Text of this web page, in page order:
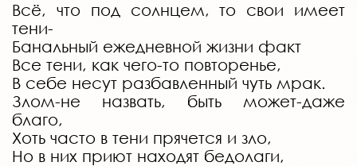
Всё, что под солнцем, то свои имеет
тени-
Банальный ежедневной жизни факт
Все тени, как чего-то повторенье,
В себе несут разбавленный чуть мрак.
Злом-не назвать, быть может-даже
благо,
Хоть часто в тени прячется и зло,
Но в них приют находят бедолаги,